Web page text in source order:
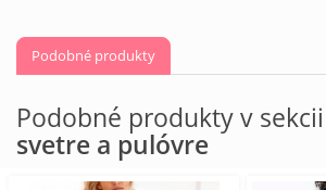
Podobné produkty
Podobné produkty v sekcii
svetre a pulóvre